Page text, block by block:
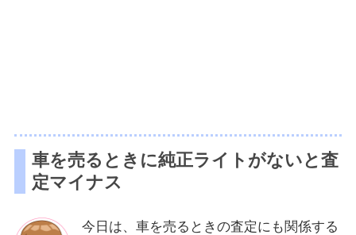
車を売るときに純正ライトがないと査
定マイナス
今日は、車を売るときの査定にも関係する